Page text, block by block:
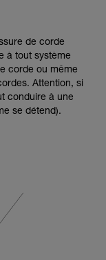
de corde
à tout système
corde ou même
Attention, si
conduire à une
se détend).